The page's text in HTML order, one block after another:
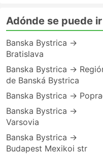
Adónde se puede
Banska Bystrica →
Bratislava
Banska Bystrica →
de Banská Bystrica
Banska Bystrica →
Banska Bystrica →
Varsovia
Banska Bystrica →
Budapest Mexikoi str